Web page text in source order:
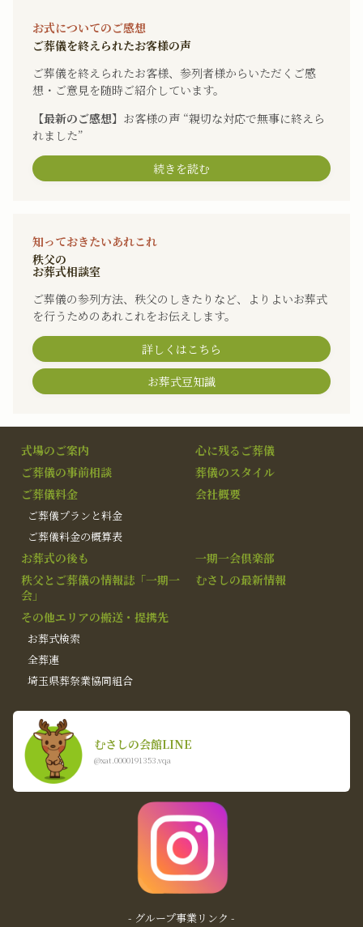
お式についてのご感想
ご葬儀を終えられたお客様の声
ご葬儀を終えられたお客様、参列者様からいただくご感
想・ご意見を随時ご紹介しています。
【最新のご感想】 お客様の声 “親切な対応で無事に終えら
れました”
続きを読む
知っておきたいあれこれ
秩父の
お葬式相談室
ご葬儀の参列方法、秩父のしきたりなど、よりよいお葬式
を行うためのあれこれをお伝えします。
詳しくはこちら
お葬式豆知識
式場のご案内
心に残るご葬儀
ご葬儀の事前相談
葬儀のスタイル
ご葬儀料金
ご葬儀プランと料金
ご葬儀料金の概算表
会社概要
お葬式の後も
一期一会倶楽部
秩父とご葬儀の情報誌「一期一
会」
むさしの最新情報
その他エリアの搬送・提携先
お葬式検索
全葬連
埼玉県葬祭業協同組合
むさしの会館LINE
@xat.0000191353.vqa
- グループ事業リンク -